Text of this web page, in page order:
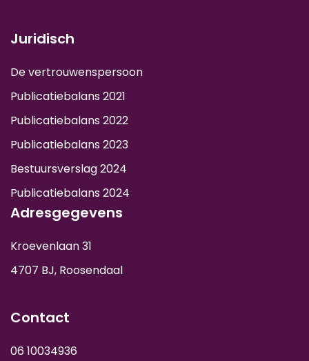
Juridisch
De vertrouwenspersoon
Publicatiebalans 2021
Publicatiebalans 2022
Publicatiebalans 2023
Bestuursverslag 2024
Publicatiebalans 2024
Adresgegevens
Kroevenlaan 31
4707 BJ, Roosendaal
Contact
06 10034936